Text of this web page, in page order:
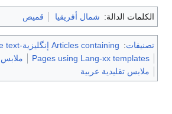
الكلمات الدالة: شمال أفريقيا قميص
تصنيفات: Articles containing إنگليزية-language text
Pages using Lang-xx templates
ملابس
ملابس تقليدية عربية